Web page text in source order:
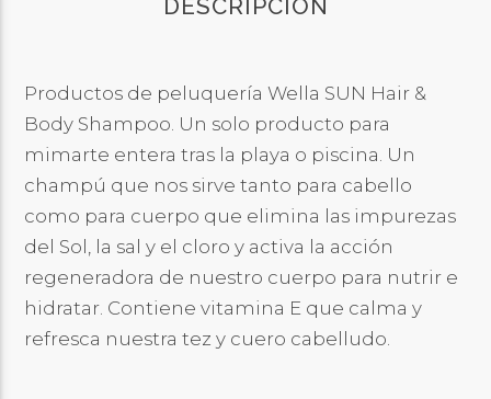
DESCRIPCIÓN
Productos de peluquería Wella SUN Hair &
Body Shampoo. Un solo producto para
mimarte entera tras la playa o piscina. Un
champú que nos sirve tanto para cabello
como para cuerpo que elimina las impurezas
del Sol, la sal y el cloro y activa la acción
regeneradora de nuestro cuerpo para nutrir e
hidratar. Contiene vitamina E que calma y
refresca nuestra tez y cuero cabelludo.